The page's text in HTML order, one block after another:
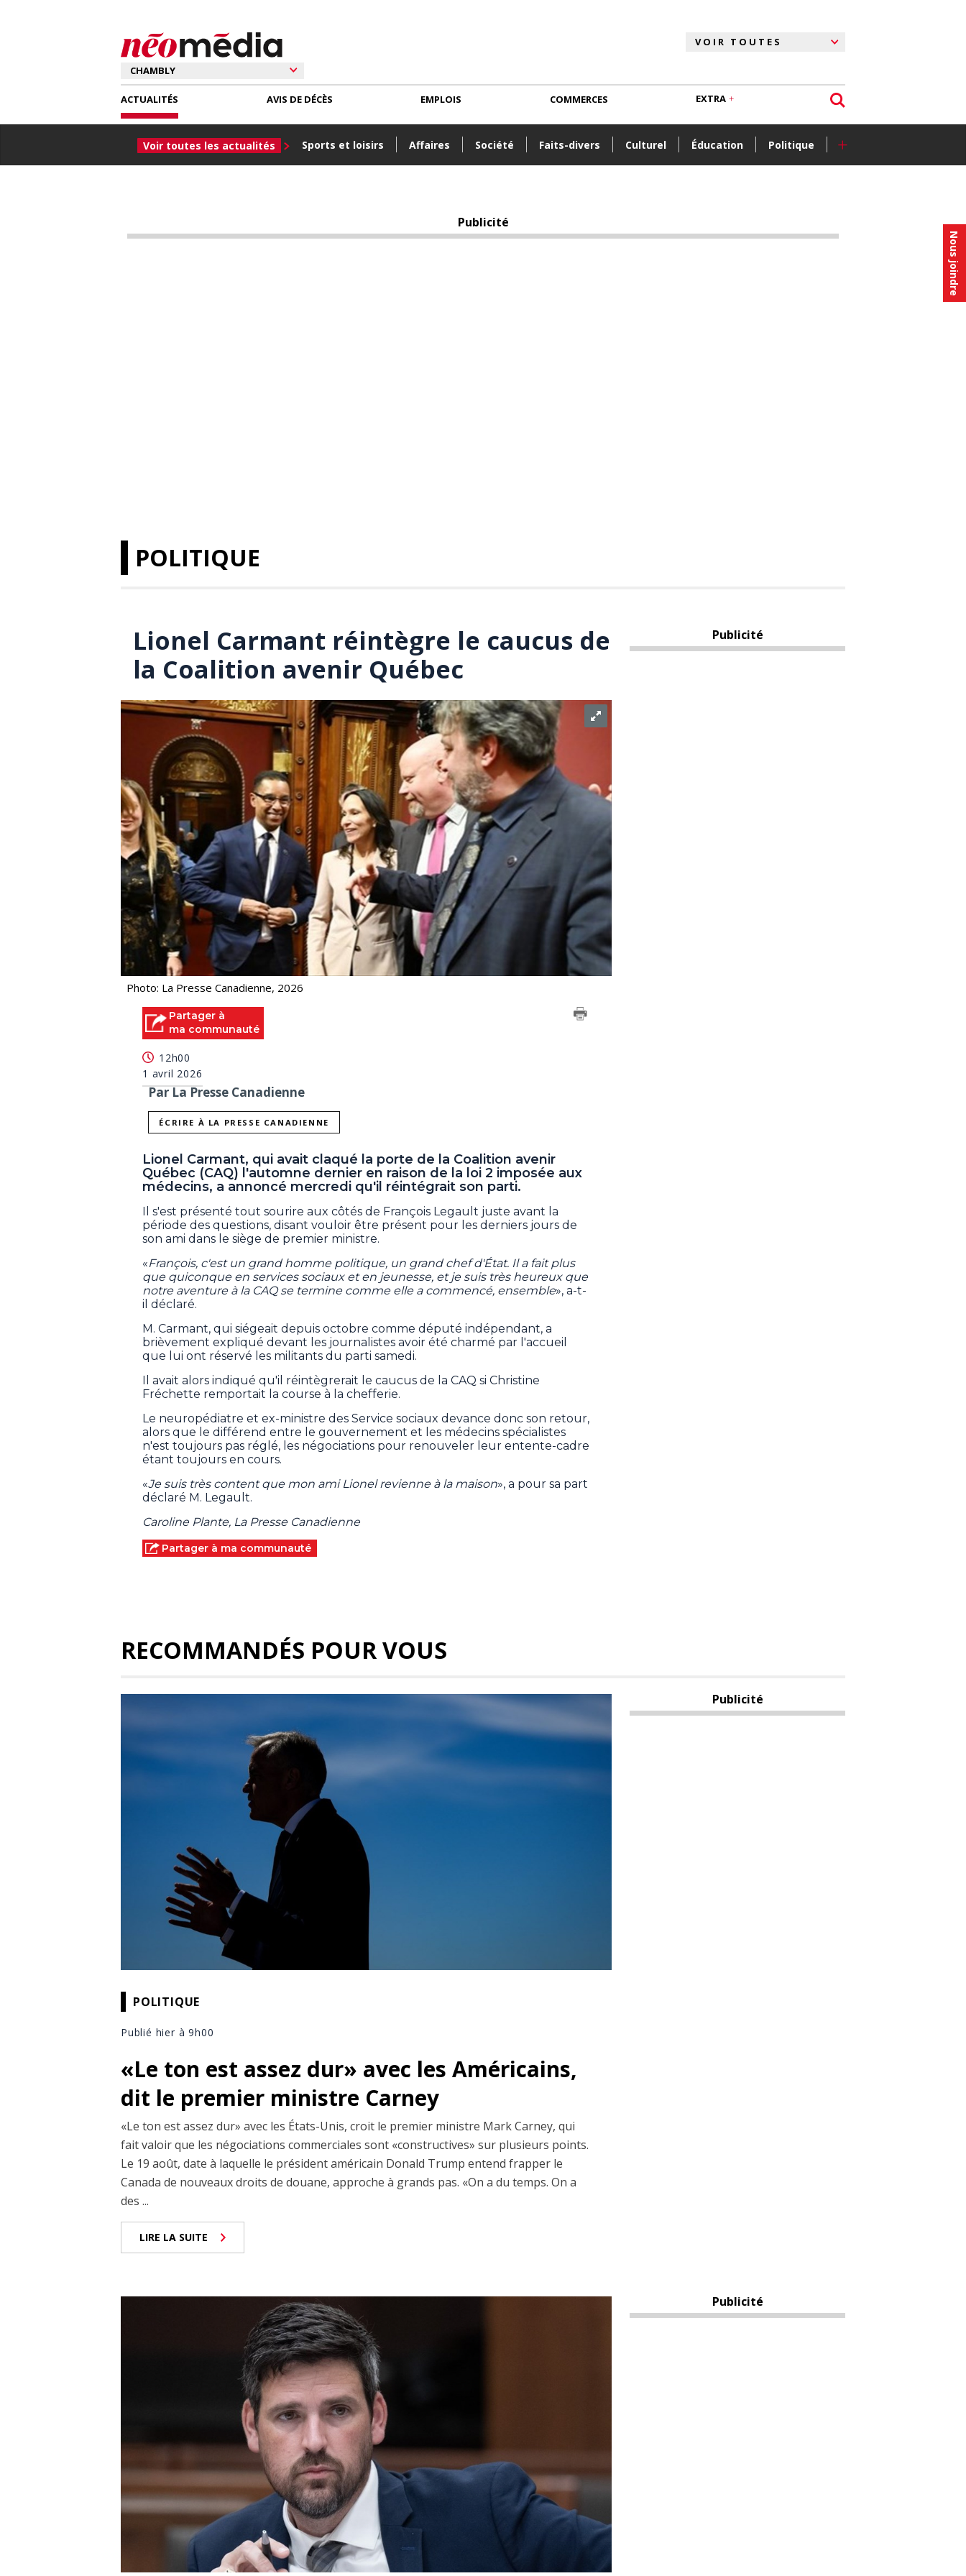
Nous joindre
ACTUALITÉS
Voir toutes les actualités Sports et loisirs Affaires Société Faits-divers Culturel Éducation Politique +
AVIS DE DÉCÈS EMPLOIS COMMERCES EXTRA
Publicité
POLITIQUE
Lionel Carmant réintègre le caucus de
la Coalition avenir Québec
Photo: La Presse Canadienne, 2026
Partager à
ma communauté
12h00
1 avril 2026
Par La Presse Canadienne
ÉCRIRE À LA PRESSE CANADIENNE
Lionel Carmant, qui avait claqué la porte de la Coalition avenir
Québec (CAQ) l'automne dernier en raison de la loi 2 imposée aux
médecins, a annoncé mercredi qu'il réintégrait son parti.
Il s'est présenté tout sourire aux côtés de François Legault juste avant la
période des questions, disant vouloir être présent pour les derniers jours de
son ami dans le siège de premier ministre.
«François, c'est un grand homme politique, un grand chef d'État. Il a fait plus
que quiconque en services sociaux et en jeunesse, et je suis très heureux que
notre aventure à la CAQ se termine comme elle a commencé, ensemble», a-t-
il déclaré.
M. Carmant, qui siégeait depuis octobre comme député indépendant, a
brièvement expliqué devant les journalistes avoir été charmé par l'accueil
que lui ont réservé les militants du parti samedi.
Il avait alors indiqué qu'il réintègrerait le caucus de la CAQ si Christine
Fréchette remportait la course à la chefferie.
Le neuropédiatre et ex-ministre des Service sociaux devance donc son retour,
alors que le différend entre le gouvernement et les médecins spécialistes
n'est toujours pas réglé, les négociations pour renouveler leur entente-cadre
étant toujours en cours.
«Je suis très content que mon ami Lionel revienne à la maison», a pour sa part
déclaré M. Legault.
Caroline Plante, La Presse Canadienne
Partager à ma communauté
Publicité
RECOMMANDÉS POUR VOUS
POLITIQUE
Publié hier à 9h00
«Le ton est assez dur» avec les Américains,
dit le premier ministre Carney
«Le ton est assez dur» avec les États-Unis, croit le premier ministre Mark Carney, qui
fait valoir que les négociations commerciales sont «constructives» sur plusieurs points.
Le 19 août, date à laquelle le président américain Donald Trump entend frapper le
Canada de nouveaux droits de douane, approche à grands pas. «On a du temps. On a
des ...
LIRE LA SUITE
Publicité
Publicité